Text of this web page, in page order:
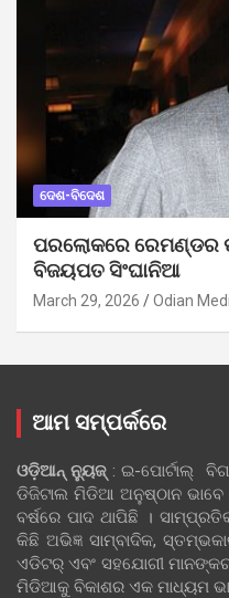
ଦେଶ-ବିଦେଶ
ପରଲୋକରେ ରେମଣ୍ଡର
ବିଜୟପତ ସିଂଘାନିଆ
March 29, 2026 Odian
ଆମ ସମ୍ପର୍କରେ
ଓଡ଼ିଆନ୍‍ ନ୍ୟୁଜ୍‍: ଇ-ପୋର୍ଟାଲ୍
ଡିଜିଟାଲ ମିଡିଆ ଅନୁଷ୍ଠାନ
ବର୍ଷରେ ପାଦ ଥାପିଛି ।
କିଛି ଅଭିଜ୍ଞ ସାମ୍ବାଦିକ,
ଏଡିଟର୍ ଏବଂ ସହଯୋଗୀ
ମିଡିଆକୁ ବିକାଶର ଏକ ମାଧ୍ୟମ